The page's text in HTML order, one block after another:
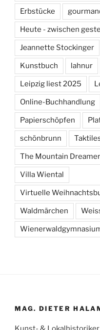
Erbstücke
Heute - zwischen
Jeannette Stockinger
Kunstbuch lahnur
Leipzig liest 2025
Online-Buchhandlung
Papierschöpfen
schönbrunn
The Mountain Dreamer
Villa Wiental
Virtuelle
Waldmärchen
MAG. DIETER